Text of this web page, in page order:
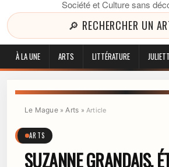
Société et Culture sans
🔎 RECHERCHER UN
À LA UNE ARTS LITTÉRATURE
Le Mague»Arts » Article
ARTS
SUZANNE GRANDAIS,